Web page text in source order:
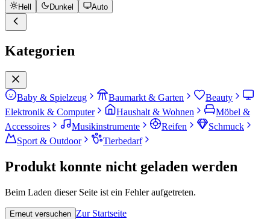
Hell Dunkel Auto
Kategorien
Baby & Spielzeug Baumarkt & Garten
Beauty
Elektronik & Computer
Haushalt & Wohnen
Möbel &
Accessoires
Musikinstrumente Reifen
Schmuck
Sport & Outdoor
Tierbedarf
Produkt konnte nicht geladen werden
Beim Laden dieser Seite ist ein Fehler aufgetreten.
Erneut versuchen Zur Startseite